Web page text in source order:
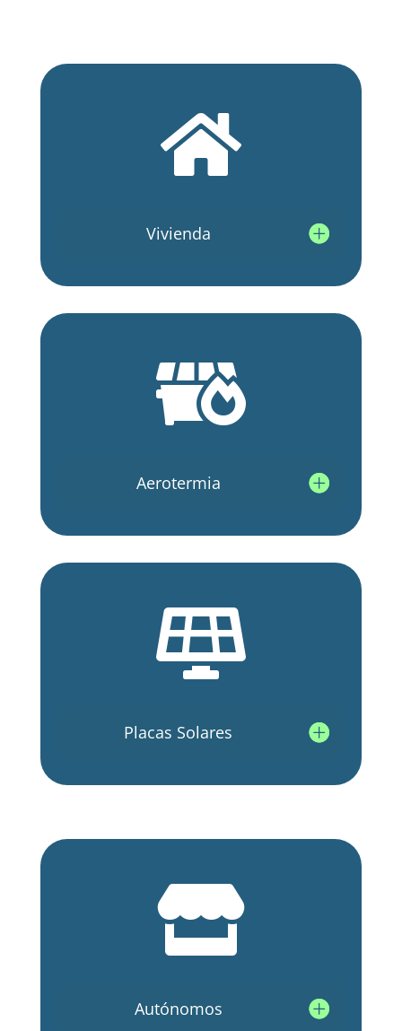

Vivienda

Aerotermia

Placas Solares

Autónomos